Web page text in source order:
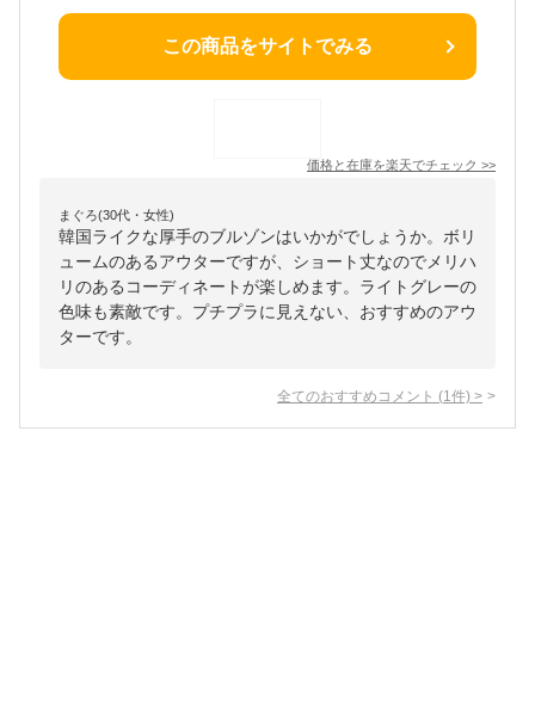
この商品をサイトでみる
価格と在庫を楽天でチェック >>
まぐろ(30代・女性)
韓国ライクな厚手のブルゾンはいかがでしょうか。ボリ
ュームのあるアウターですが、ショート丈なのでメリハ
リのあるコーディネートが楽しめます。ライトグレーの
色味も素敵です。プチプラに見えない、おすすめのアウ
ターです。
全てのおすすめコメント (1 件) >